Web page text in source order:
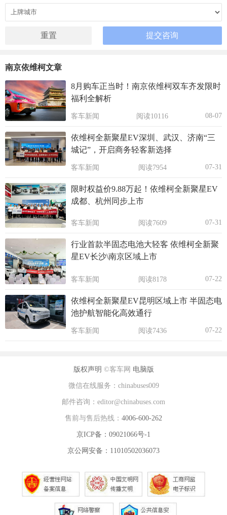
南京依维柯文章
8月购车正当时！南京依维柯双车齐发限时
福利全解析
客车新闻 阅读10116 08-07
依维柯全新聚星EV深圳、武汉、济南“三
城记”，开启商务轻客新选择
客车新闻 阅读7954 07-31
限时权益价9.88万起！依维柯全新聚星EV
成都、杭州同步上市
客车新闻 阅读7609 07-31
行业首款半固态电池大轻客 依维柯全新聚
星EV长沙\南京区域上市
客车新闻 阅读8178 07-22
依维柯全新聚星EV昆明区域上市 半固态电
池护航智能化高效通行
客车新闻 阅读7436 07-22
版权声明 ©客车网 电脑版
微信在线服务：chinabuses009
邮件咨询：editor@chinabuses.com
售前与售后热线： 4006-600-262
京ICP备：09021066号-1
京公网安备：11010502036073